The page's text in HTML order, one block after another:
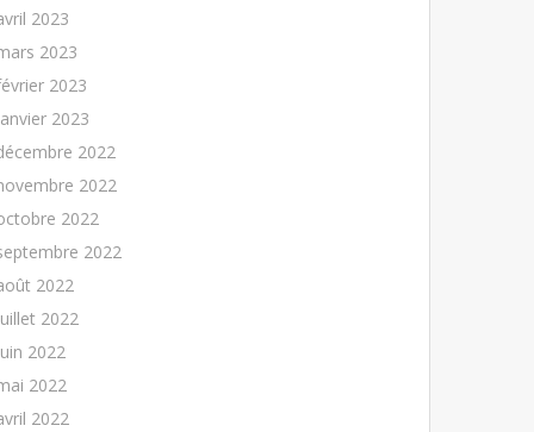
2023
2023
2023
2023
2022
2022
2022
2022
2022
2022
2022
2022
2022